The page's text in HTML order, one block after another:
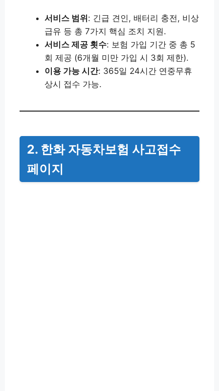
서비스 범위 : 긴급 견인, 배터리 충전, 비상
급유 등 총 7가지 핵심 조치 지원.
서비스 제공 횟수: 보험 가입 기간 중 총 5
회 제공 (6개월 미만 가입 시 3회 제한).
이용 가능 시간: 365일 24시간 연중무휴
상시 접수 가능.
2. 한화 자동차보험 사고접수
페이지